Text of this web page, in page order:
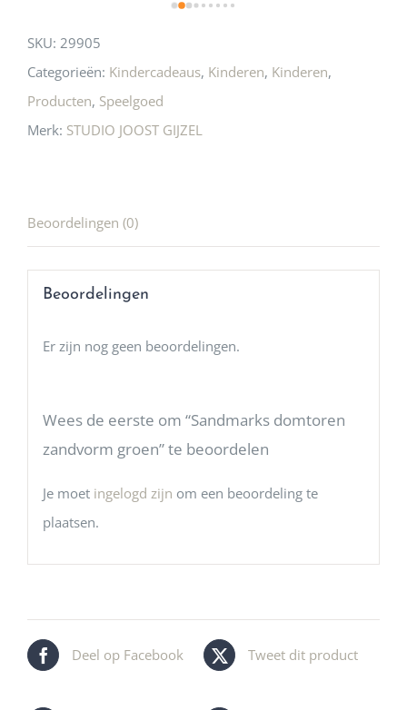
SKU: 29905
Categorieën: Kindercadeaus, Kinderen, Kinderen,
Producten, Speelgoed
Merk: STUDIO JOOST GIJZEL
Beoordelingen (0)
Beoordelingen
Er zijn nog geen beoordelingen.
Wees de eerste om “Sandmarks domtoren
zandvorm groen” te beoordelen
Je moet ingelogd zijn om een beoordeling te
plaatsen.
Deel op Facebook Tweet dit product